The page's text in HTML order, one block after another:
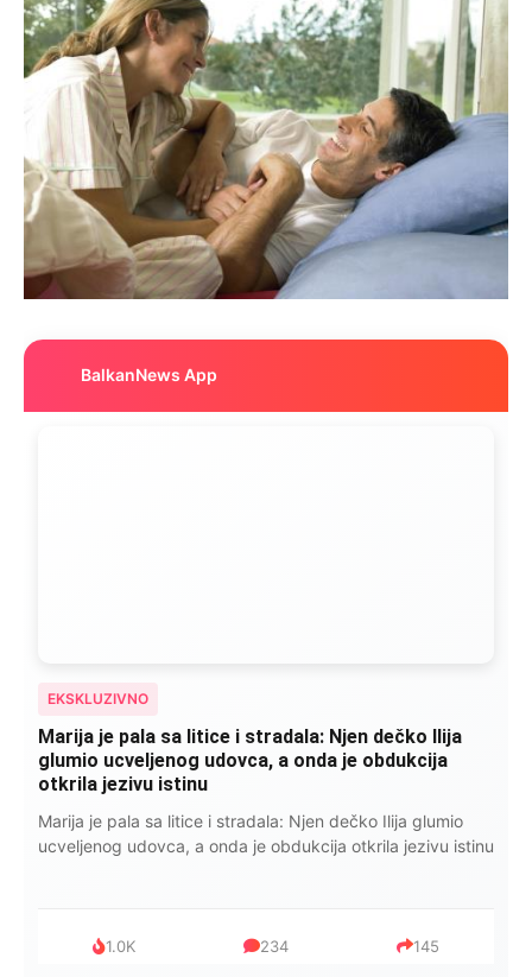
BalkanNews App
EKSKLUZIVNO
Marija je pala sa litice i stradala: Njen dečko Ilija
glumio ucveljenog udovca, a onda je obdukcija
otkrila jezivu istinu
Marija je pala sa litice i stradala: Njen dečko Ilija glumio
ucveljenog udovca, a onda je obdukcija otkrila jezivu istinu
1.0K 234 145